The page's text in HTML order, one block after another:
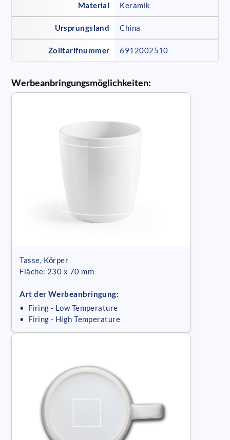
Material Keramik
Ursprungsland China
Zolltarifnummer 6912002510
Werbeanbringungsmöglichkeiten:
Tasse, Körper
Fläche: 230 x 70 mm
Art der Werbeanbringung:
• Firing - Low Temperature
• Firing - High Temperature